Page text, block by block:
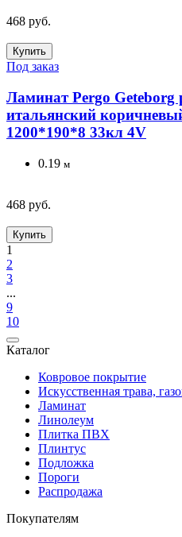
468 руб.
Купить
Под заказ
Ламинат Pergo Geteborg
итальянский
1200*190*8 33кл 4V
0.19 м
468 руб.
Купить
1
2
3
...
9
10
Каталог
Ковровое покрытие
Искусственная трава,
Ламинат
Линолеум
Плитка ПВХ
Плинтус
Подложка
Пороги
Распродажа
Покупателям